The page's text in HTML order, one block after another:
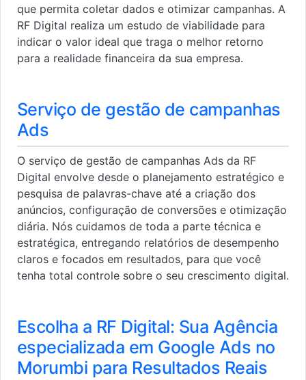
que permita coletar dados e otimizar campanhas. A
RF Digital realiza um estudo de viabilidade para
indicar o valor ideal que traga o melhor retorno
para a realidade financeira da sua empresa.
Serviço de gestão de campanhas
Ads
O serviço de gestão de campanhas Ads da RF
Digital envolve desde o planejamento estratégico e
pesquisa de palavras-chave até a criação dos
anúncios, configuração de conversões e otimização
diária. Nós cuidamos de toda a parte técnica e
estratégica, entregando relatórios de desempenho
claros e focados em resultados, para que você
tenha total controle sobre o seu crescimento digital.
Escolha a RF Digital: Sua Agência
especializada em Google Ads no
Morumbi para Resultados Reais